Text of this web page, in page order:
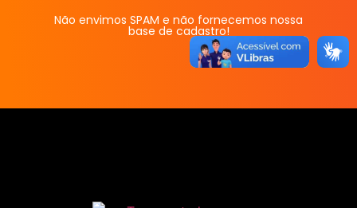
Não envimos SPAM e não fornecemos nossa
base de cadastro!